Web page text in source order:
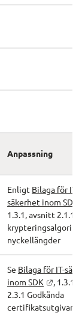
Anpassning
Enligt Bilaga för IT-
säkerhet inom SDK
1.3.1, avsnitt 2.1.1
nyckellängder
Se Bilaga för IT-
inom SDK
, 1.3.1
2.3.1 Godkända
certifikatsutgivare